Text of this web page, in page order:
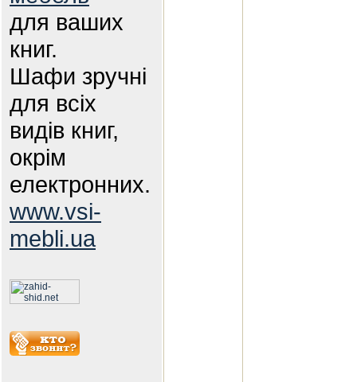
для ваших
книг.
Шафи зручні
для всіх
видів книг,
окрім
електронних.
www.vsi-
mebli.ua